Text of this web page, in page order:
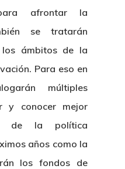
afrontar la
se tratarán
ámbitos de la
Para eso en
múltiples
y conocer mejor
de la política
años como la
los fondos de